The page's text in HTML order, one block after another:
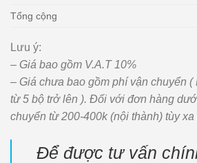
Tổng cộng
Lưu ý:
– Giá bao gồm V.A.T 10%
– Giá chưa bao gồm phí vận chuyển (
từ 5 bộ trở lên ). Đối với đơn hàng
chuyển từ 200-400k (nội thành) tùy xa
Để được tư vấn